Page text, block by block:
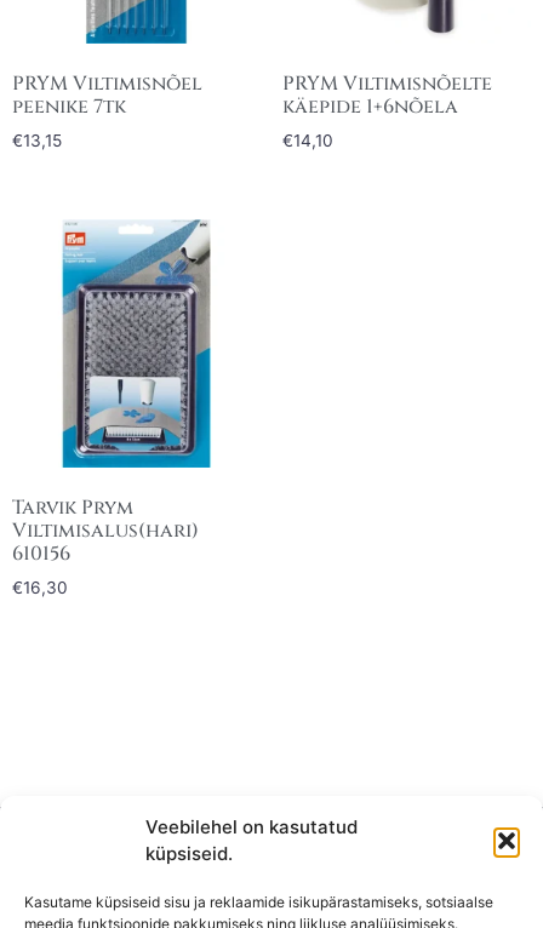
Veebilehel on kasutatud
küpsiseid.
Kasutame küpsiseid sisu ja reklaamide isikupärastamiseks, sotsiaalse
meedia funktsioonide pakkumiseks ning liikluse analüüsimiseks.
PRYM Viltimisnõel
peenike 7tk
€13,15
PRYM Viltimisnõelte
käepide 1+6nõela
€14,10
Tarvik Prym
Viltimisalus(hari)
610156
€16,30